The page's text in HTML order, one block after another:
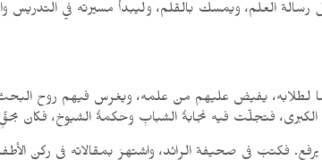
رسالة العلم، ويمسك بالقلم، وليبدأ مسيرته في التدريس
لطلابه، يفيض عليهم من علمه، ويغرس فيهم روح البحث
الكبرى، فتجلّت فيه نجابةُ الشبابِ وحكمةُ الشيوخ، فكان
يرفع. فكتبَ في صحيفة الرائد، واشتهرَ بمقالاته في ركن